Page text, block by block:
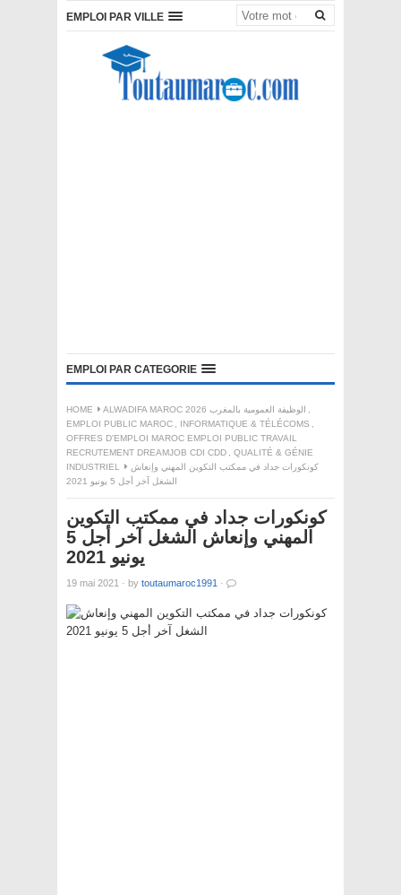
EMPLOI PAR VILLE
EMPLOI PAR CATEGORIE
HOME ALWADIFA MAROC 2026 الوظيفة العمومية بالمغرب
,
EMPLOI PUBLIC MAROC , INFORMATIQUE & TÉLÉCOMS ,
OFFRES D'EMPLOI MAROC EMPLOI PUBLIC TRAVAIL
RECRUTEMENT DREAMJOB CDI CDD , QUALITÉ & GÉNIE
INDUSTRIEL
كونكورات جداد في ممكتب التكوين المهني وإنعاش
الشغل آخر أجل 5 يونيو 2021
كونكورات جداد في ممكتب التكوين
المهني وإنعاش الشغل آخر أجل 5
يونيو 2021
19 mai 2021 · by toutaumaroc1991 ·